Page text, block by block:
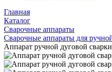
Главная
Каталог
Сварочные аппараты
Сварочные аппараты для
Аппарат ручной дуговой